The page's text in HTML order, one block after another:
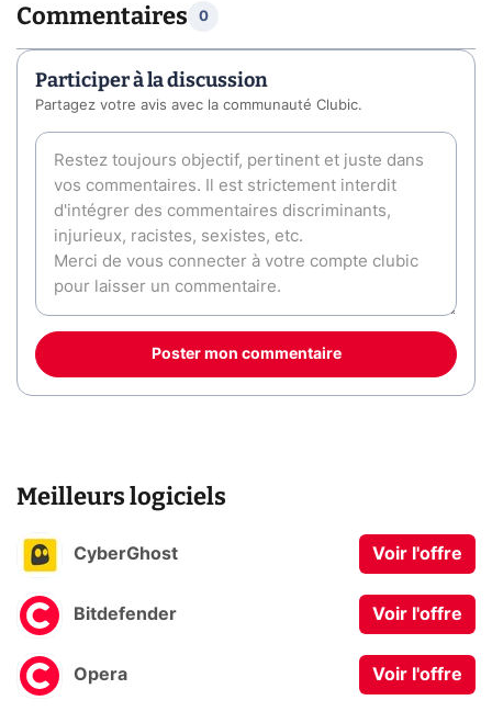
Commentaires 0
Participer à la discussion
Partagez votre avis avec la communauté Clubic.
Poster mon commentaire
Meilleurs logiciels
CyberGhost Voir l'offre
Bitdefender Voir l'offre
Opera Voir l'offre